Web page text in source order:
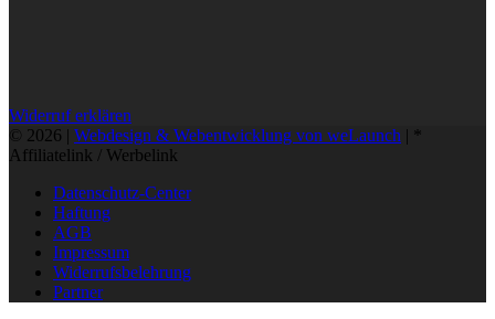
Widerruf erklären
© 2026 | Webdesign & Webentwicklung von weLaunch | *
Affiliatelink / Werbelink
Datenschutz-Center
Haftung
AGB
Impressum
Widerrufsbelehrung
Partner